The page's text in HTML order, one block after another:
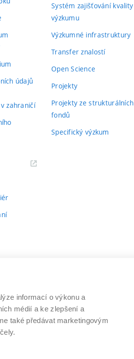
údajů
zahraničí
Systém zajišťování kvality
výzkumu
Výzkumné infrastruktury
Transfer znalostí
Open Science
Projekty
Projekty ze strukturálních
fondů
Specifický výzkum
TECHNICKÉ V BRNĚ
www.vut.cz
informací o výkonu a
médií a ke zlepšení a
také předávat marketingovým